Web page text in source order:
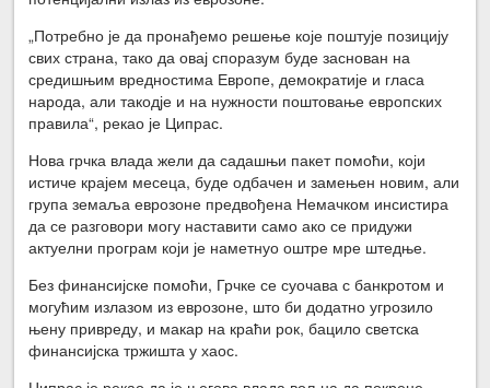
„Потребно је да пронађемо решење које поштује позицију
свих страна, тако да овај споразум буде заснован на
средишњим вредностима Европе, демократије и гласа
народа, али такодје и на нужности поштовање европских
правила“, рекао је Ципрас.
Нова грчка влада жели да садашњи пакет помоћи, који
истиче крајем месеца, буде одбачен и замењен новим, али
група земаља еврозоне предвођена Немачком инсистира
да се разговори могу наставити само ако се придужи
актуелни програм који је наметнуо оштре мре штедње.
Без финансијске помоћи, Грчке се суочава с банкротом и
могућим излазом из еврозоне, што би додатно угрозило
њену привреду, и макар на краћи рок, бацило светска
финансијска тржишта у хаос.